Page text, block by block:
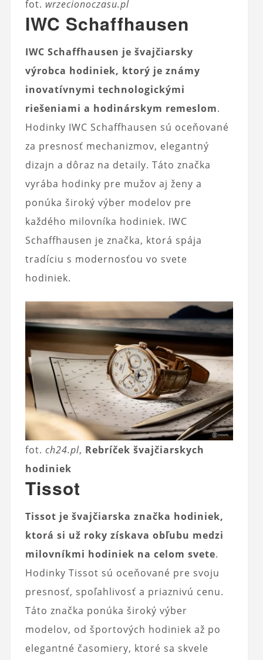
fot. wrzecionoczasu.pl
IWC Schaffhausen
IWC Schaffhausen je švajčiarsky
výrobca hodiniek, ktorý je známy
inovatívnymi technologickými
riešeniami a hodinárskym remeslom.
Hodinky IWC Schaffhausen sú oceňované
za presnosť mechanizmov, elegantný
dizajn a dôraz na detaily. Táto značka
vyrába hodinky pre mužov aj ženy a
ponúka široký výber modelov pre
každého milovníka hodiniek. IWC
Schaffhausen je značka, ktorá spája
tradíciu s modernosťou vo svete
hodiniek.
fot. ch24.pl, Rebríček švajčiarskych
hodiniek
Tissot
Tissot je švajčiarska značka hodiniek,
ktorá si už roky získava obľubu medzi
milovníkmi hodiniek na celom svete.
Hodinky Tissot sú oceňované pre svoju
presnosť, spoľahlivosť a priaznivú cenu.
Táto značka ponúka široký výber
modelov, od športových hodiniek až po
elegantné časomiery, ktoré sa skvele